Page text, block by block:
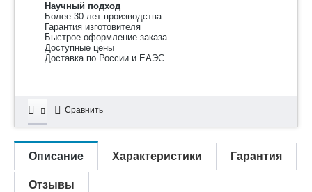
Научный подход
Более 30 лет производства
Гарантия изготовителя
Быстрое оформление заказа
Доступные цены
Доставка по России и ЕАЭС
Сравнить
Описание Характеристики Гарантия
Отзывы